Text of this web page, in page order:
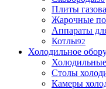
Плиты
Жарочные
Аппараты
Котлы92
Холодильное
Столы
Камеры